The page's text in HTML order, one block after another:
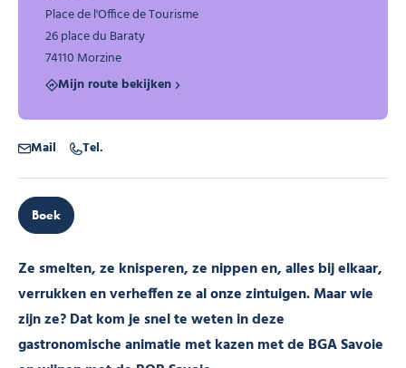
Ze smelten, ze knisperen, ze nippen en, alles bij elkaar,
verrukken en verheffen ze al onze zintuigen. Maar wie
zijn ze? Dat kom je snel te weten in deze
gastronomische animatie met kazen met de BGA Savoie
Place de l'Office de Tourisme
26 place du Baraty
74110 Morzine
Mijn route bekijken
Mail Tel.
Boek